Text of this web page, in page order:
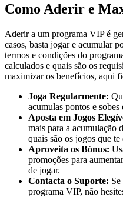
Como Aderir e
Aderir a um programa VIP é
casos, basta jogar e acumular
termos e condições do
calculados e quais são os
maximizar os benefícios, aqui
Joga Regularmente:
acumulas pontos e sobes
Aposta em Jogos
mais para a acumulação
quais são os jogos que
Aproveita os Bónus:
promoções para
de jogar.
Contacta o Suporte:
programa VIP, não